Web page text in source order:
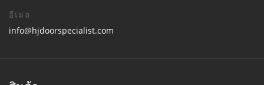
อีเมล
info@hjdoorspecialist.com